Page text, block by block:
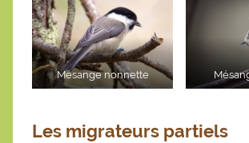
Mésange nonnette
Les migrateurs partiels